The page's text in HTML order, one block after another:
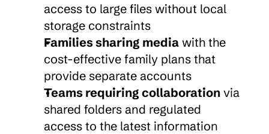
access to large files without local
storage constraints
Families sharing media with the
cost-effective family plans that
provide separate accounts
Teams requiring collaboration via
shared folders and regulated
access to the latest information